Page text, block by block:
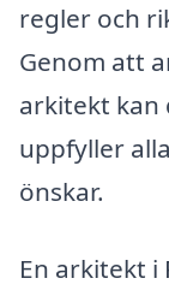
regler och
Genom att
arkitekt kan
uppfyller
önskar.
En arkitekt i